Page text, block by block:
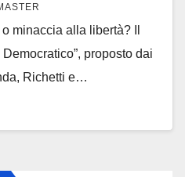
minaccia alla libertà? Il
proposto dai
Richetti e…